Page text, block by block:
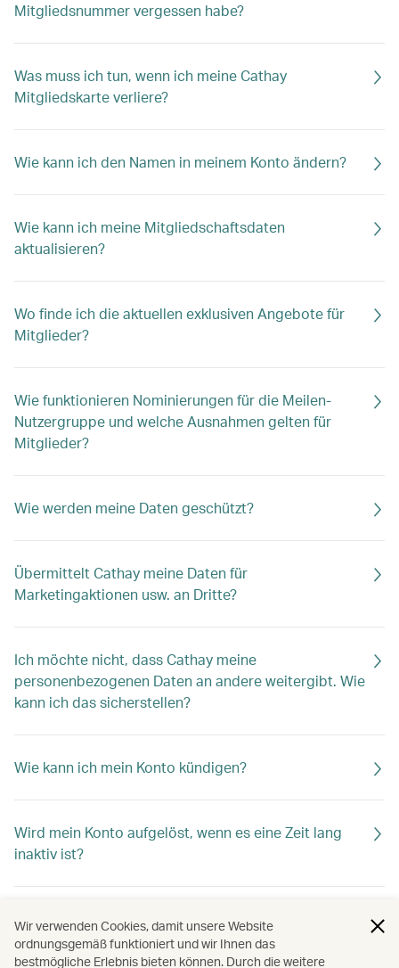
Mitgliedsnummer vergessen habe?
Was muss ich tun, wenn ich meine Cathay
Mitgliedskarte verliere?
Wie kann ich den Namen in meinem Konto ändern?
Wie kann ich meine Mitgliedschaftsdaten
aktualisieren?
Wo finde ich die aktuellen exklusiven Angebote für
Mitglieder?
Wie funktionieren Nominierungen für die Meilen-
Nutzergruppe und welche Ausnahmen gelten für
Mitglieder?
Wie werden meine Daten geschützt?
Übermittelt Cathay meine Daten für
Marketingaktionen usw. an Dritte?
Ich möchte nicht, dass Cathay meine
personenbezogenen Daten an andere weitergibt. Wie
kann ich das sicherstellen?
Wie kann ich mein Konto kündigen?
Wird mein Konto aufgelöst, wenn es eine Zeit lang
inaktiv ist?
Wie kann ich dafür sorgen, dass mein Cathay Konto
aktiv bleibt?
Wir verwenden Cookies, damit unsere Website
ordnungsgemäß funktioniert und wir Ihnen das
bestmögliche Erlebnis bieten können. Durch die weitere